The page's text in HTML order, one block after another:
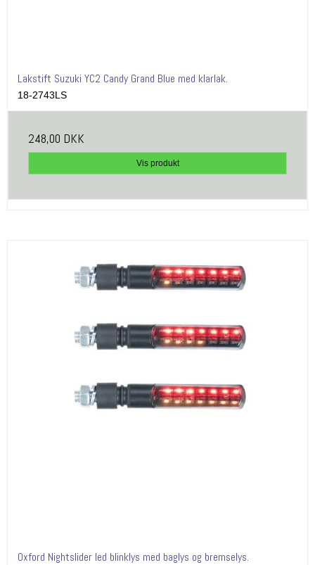
Lakstift Suzuki YC2 Candy Grand Blue med klarlak.
18-2743LS
248,00 DKK
Vis produkt
Oxford Nightslider led blinklys med baglys og bremselys.